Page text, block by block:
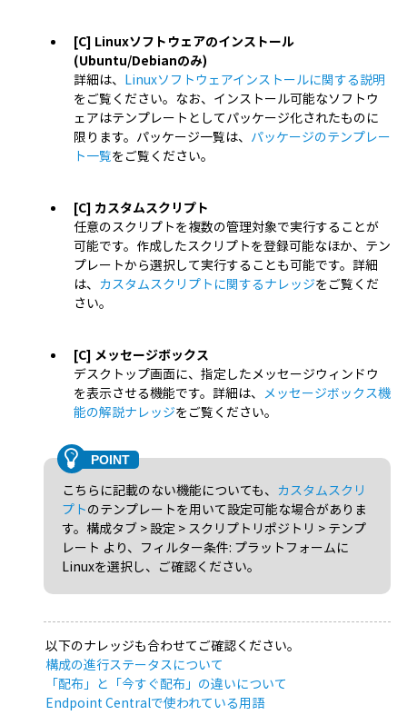
[C] Linuxソフトウェアのインストール
(Ubuntu/Debianのみ)
詳細は、 Linuxソフトウェアインストールに関する説明
をご覧ください。なお、インストール可能なソフトウ
ェアはテンプレートとしてパッケージ化されたものに
限ります。パッケージ一覧は、 パッケージのテンプレー
ト一覧をご覧ください。
[C] カスタムスクリプト
任意のスクリプトを複数の管理対象で実行することが
可能です。作成したスクリプトを登録可能なほか、テン
プレートから選択して実行することも可能です。詳細
は、 カスタムスクリプトに関するナレッジをご覧くだ
さい。
[C] メッセージボックス
デスクトップ画面に、指定したメッセージウィンドウ
を表示させる機能です。詳細は、 メッセージボックス機
能の解説ナレッジをご覧ください。
こちらに記載のない機能についても、 カスタムスクリ
プトのテンプレートを用いて設定可能な場合がありま
す。構成タブ > 設定 > スクリプトリポジトリ > テンプ
レート より、フィルター条件: プラットフォームに
Linuxを選択し、ご確認ください。
以下のナレッジも合わせてご確認ください。
構成の進行ステータスについて
「配布」と「今すぐ配布」の違いについて
Endpoint Centralで使われている用語